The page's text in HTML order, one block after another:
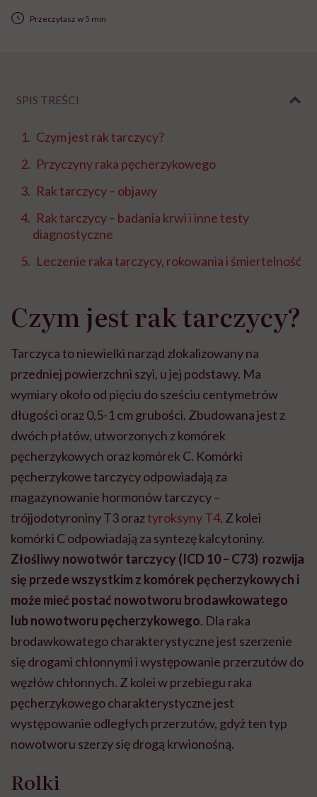
Przeczytasz w 5 min
SPIS TREŚCI
Czym jest rak tarczycy?
Przyczyny raka pęcherzykowego
Rak tarczycy – objawy
Rak tarczycy – badania krwi i inne testy
diagnostyczne
Leczenie raka tarczycy, rokowania i śmiertelność
Czym jest rak tarczycy?
Tarczyca to niewielki narząd zlokalizowany na
przedniej powierzchni szyi, u jej podstawy. Ma
wymiary około od pięciu do sześciu centymetrów
długości oraz 0,5-1 cm grubości. Zbudowana jest z
dwóch płatów, utworzonych z komórek
pęcherzykowych oraz komórek C. Komórki
pęcherzykowe tarczycy odpowiadają za
magazynowanie hormonów tarczycy –
trójjodotyroniny T3 oraztyroksyny T4. Z kolei
komórki C odpowiadają za syntezę kalcytoniny.
Złośliwy nowotwór tarczycy (ICD 10 – C73) rozwija
się przede wszystkim z komórek pęcherzykowych i
może mieć postać nowotworu brodawkowatego
lub nowotworu pęcherzykowego. Dla raka
brodawkowatego charakterystyczne jest szerzenie
się drogami chłonnymi i występowanie przerzutów do
węzłów chłonnych. Z kolei w przebiegu raka
pęcherzykowego charakterystyczne jest
występowanie odległych przerzutów, gdyż ten typ
nowotworu szerzy się drogą krwionośną.
Rolki